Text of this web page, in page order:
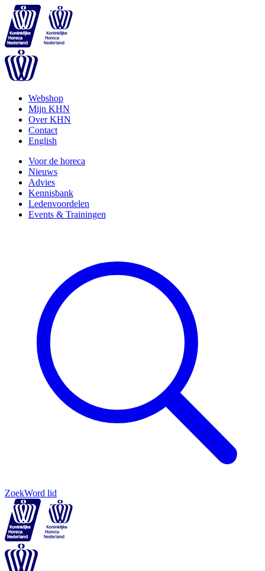
Webshop
Mijn KHN
Over KHN
Contact
English
Voor de horeca
Nieuws
Advies
Kennisbank
Ledenvoordelen
Events & Trainingen
ZoekWord lid